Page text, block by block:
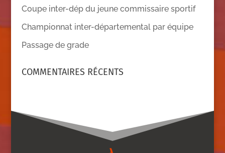
Coupe inter-dép du jeune commissaire sportif
Championnat inter-départemental par équipe
Passage de grade
COMMENTAIRES RÉCENTS